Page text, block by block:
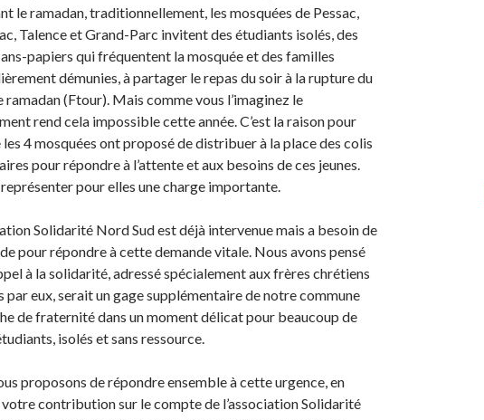
le ramadan, traditionnellement, les mosquées de Pessac,
Talence et Grand-Parc invitent des étudiants isolés, des
papiers qui fréquentent la mosquée et des familles
démunies, à partager le repas du soir à la rupture du
ramadan (Ftour). Mais comme vous l’imaginez le
rend cela impossible cette année. C’est la raison pour
les 4 mosquées ont proposé de distribuer à la place des colis
pour répondre à l’attente et aux besoins de ces jeunes.
pour elles une charge importante.
Solidarité Nord Sud est déjà intervenue mais a besoin de
pour répondre à cette demande vitale. Nous avons pensé
à la solidarité, adressé spécialement aux frères chrétiens
par eux, serait un gage supplémentaire de notre commune
de fraternité dans un moment délicat pour beaucoup de
isolés et sans ressource.
proposons de répondre ensemble à cette urgence, en
contribution sur le compte de l’association Solidarité